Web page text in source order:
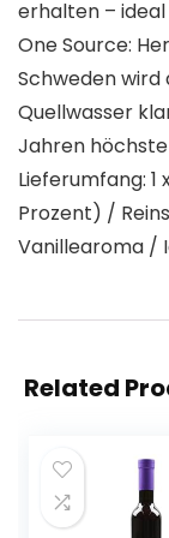
erhalten –
One Source:
Schweden
Quellwasser
Jahren
Lieferumfang: 1
Prozent) /
Vanillearoma /
Related